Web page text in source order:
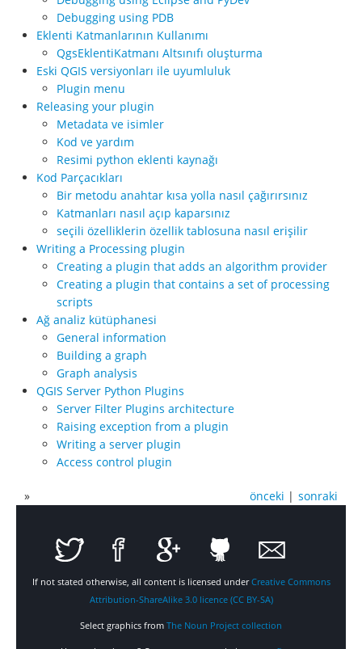
Debugging using PDB
Eklenti Katmanlarının Kullanımı
QgsEklentiKatmanı Altsınıfı oluşturma
Eski QGIS versiyonları ile uyumluluk
Plugin menu
Releasing your plugin
Metadata ve isimler
Kod ve yardım
Resimi python eklenti kaynağı
Kod Parçacıkları
Bir metodu anahtar kısa yolla nasıl çağırırsınız
Katmanları nasıl açıp kaparsınız
seçili özelliklerin özellik tablosuna nasıl erişilir
Writing a Processing plugin
Creating a plugin that adds an algorithm provider
Creating a plugin that contains a set of processing
scripts
Ağ analiz kütüphanesi
General information
Building a graph
Graph analysis
QGIS Server Python Plugins
Server Filter Plugins architecture
Raising exception from a plugin
Writing a server plugin
Access control plugin
sonraki
önceki |
»
If not stated otherwise, all content is licensed underCreative Commons
Attribution-ShareAlike 3.0 licence (CC BY-SA)
Select graphics from The Noun Project collection